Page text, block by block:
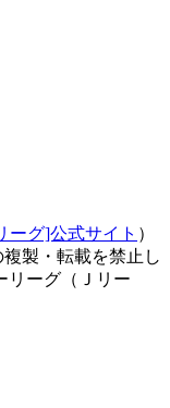
ーグ]公式サイト ）
製・転載を禁止し
リーグ（Ｊリー